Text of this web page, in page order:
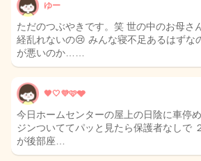
ゆー
ただのつぶやきです。笑 世の中のお母さ
経乱れないの😢 みんな寝不足あるはずな
が悪いのか……
🖤🤍💜🩷🩶
今日ホームセンターの屋上の日陰に車停
ジンついててパッと見たら保護者なしで
が後部座…